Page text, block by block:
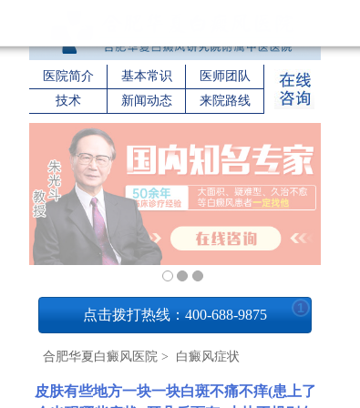
医院简介 基本常识
医师团队
技术
新闻动态 来院路线
点击拨打热线：400-688-9875 1
合肥华夏白癜风医院 > 白癜风症状
皮肤有些地方一块一块白斑不痛不痒(患上了